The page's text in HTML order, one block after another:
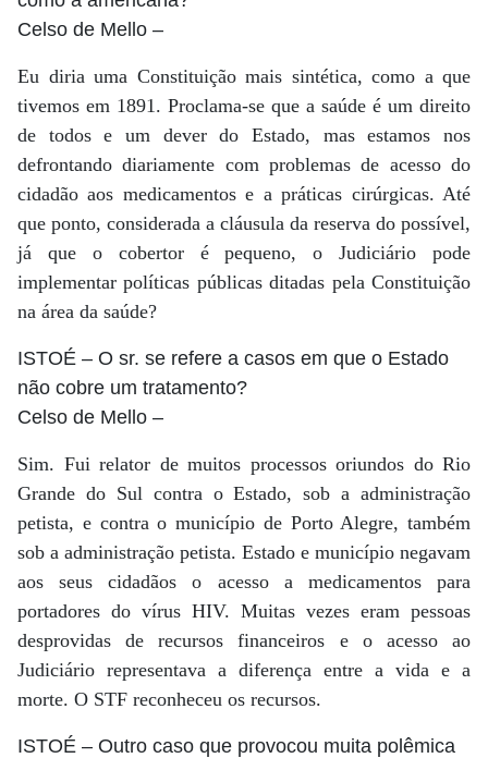
Celso de Mello –
Eu diria uma Constituição mais sintética, como a que
tivemos em 1891. Proclama-se que a saúde é um direito
de todos e um dever do Estado, mas estamos nos
defrontando diariamente com problemas de acesso do
cidadão aos medicamentos e a práticas cirúrgicas. Até
que ponto, considerada a cláusula da reserva do possível,
já que o cobertor é pequeno, o Judiciário pode
implementar políticas públicas ditadas pela Constituição
na área da saúde?
ISTOÉ – O sr. se refere a casos em que o Estado
não cobre um tratamento?
Celso de Mello –
Sim. Fui relator de muitos processos oriundos do Rio
Grande do Sul contra o Estado, sob a administração
petista, e contra o município de Porto Alegre, também
sob a administração petista. Estado e município negavam
aos seus cidadãos o acesso a medicamentos para
portadores do vírus HIV. Muitas vezes eram pessoas
desprovidas de recursos financeiros e o acesso ao
Judiciário representava a diferença entre a vida e a
morte. O STF reconheceu os recursos.
ISTOÉ – Outro caso que provocou muita polêmica